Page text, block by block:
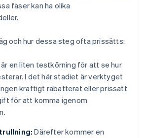
faser kan ha olika
och hur dessa steg ofta prissätts:
är en liten testkörning för att se hur
I det här stadiet är verktyget
kraftigt rabatterat eller prissatt
för att komma igenom
Därefter kommer en